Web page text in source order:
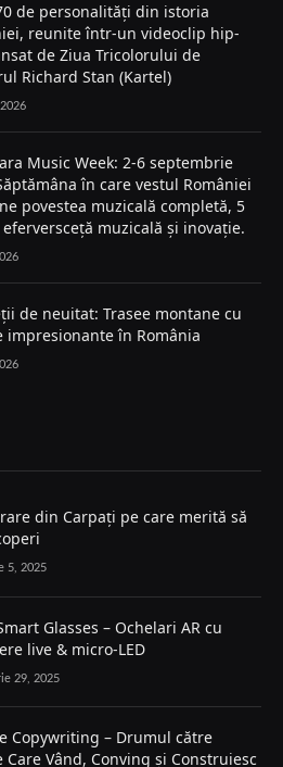
de personalități din istoria
reunite într-un videoclip hip-
de Ziua Tricolorului de
Richard Stan (Kartel)
Music Week: 2-6 septembrie
în care vestul României
povestea muzicală completă, 5
muzicală și inovație.
de neuitat: Trasee montane cu
impresionante în România
din Carpați pe care merită să
5, 2025
Glasses – Ochelari AR cu
live & micro-LED
29, 2025
Copywriting – Drumul către
Care Vând, Conving și Construiesc